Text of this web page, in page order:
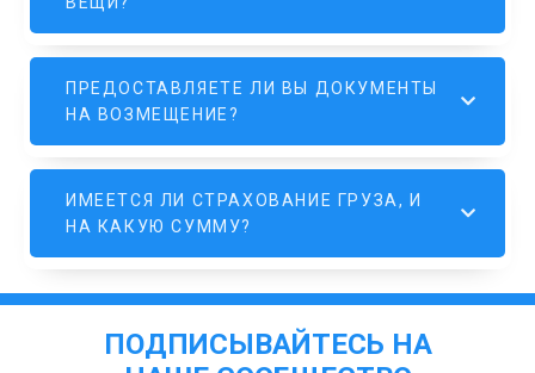
ПРЕДОСТАВЛЯЕТЕ ЛИ ВЫ ДОКУМЕНТЫ
НА ВОЗМЕЩЕНИЕ?
ИМЕЕТСЯ ЛИ СТРАХОВАНИЕ ГРУЗА, И
НА КАКУЮ СУММУ?
ПОДПИСЫВАЙТЕСЬ НА